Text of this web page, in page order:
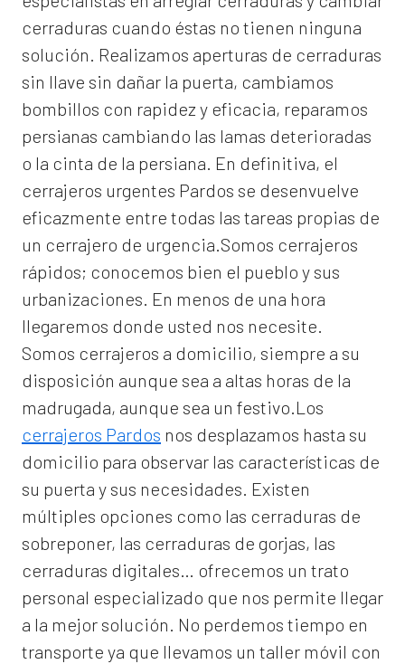
cerraduras cuando éstas no tienen ninguna
solución. Realizamos aperturas de cerraduras
sin llave sin dañar la puerta, cambiamos
bombillos con rapidez y eficacia, reparamos
persianas cambiando las lamas deterioradas
o la cinta de la persiana. En definitiva, el
cerrajeros urgentes Pardos se desenvuelve
eficazmente entre todas las tareas propias de
un cerrajero de urgencia.Somos cerrajeros
rápidos; conocemos bien el pueblo y sus
urbanizaciones. En menos de una hora
llegaremos donde usted nos necesite.
Somos cerrajeros a domicilio, siempre a su
disposición aunque sea a altas horas de la
madrugada, aunque sea un festivo.Los
cerrajeros Pardos nos desplazamos hasta su
domicilio para observar las características de
su puerta y sus necesidades. Existen
múltiples opciones como las cerraduras de
sobreponer, las cerraduras de gorjas, las
cerraduras digitales… ofrecemos un trato
personal especializado que nos permite llegar
a la mejor solución. No perdemos tiempo en
transporte ya que llevamos un taller móvil con